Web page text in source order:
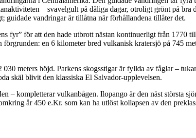
– svavelgult på dåliga dagar, otroligt grönt på bra
guidade vandringar är tillåtna när förhållandena tillåter det.
fyr” för att den hade utbrott nästan kontinuerligt från 1770
en 6 kilometer bred vulkanisk kratersjö på 745
meters höjd. Parkens skogsstigar är fyllda av fåglar –
skäl blivit den klassiska El Salvador-upplevelsen.
– kompletterar vulkanbågen. Ilopango är den näst största
år 450 e.Kr. som kan ha utlöst kollapsen av den